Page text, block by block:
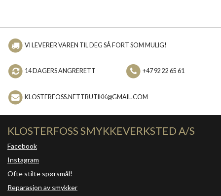
VI LEVERER VAREN TIL DEG SÅ FORT SOM MULIG!
14 DAGERS ANGRERETT +47 92 22 65 61
KLOSTERFOSS.NETTBUTIKK@GMAIL.COM
KLOSTERFOSS SMYKKEVERKSTED A/S
Facebook
Instagram
Ofte stilte spørsmål!
Reparasjon av smykker